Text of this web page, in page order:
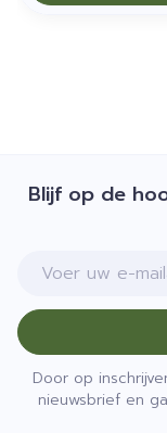
Blijf op de
E-mail adres
Door op
nieuwsbrief en